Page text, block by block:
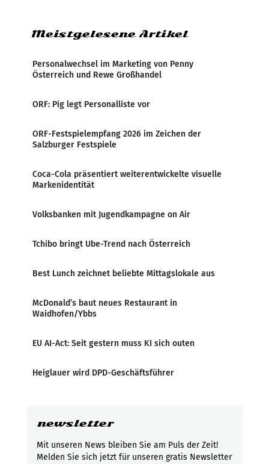
Meistgelesene Artikel
Personalwechsel im Marketing von Penny
Österreich und Rewe Großhandel
ORF: Pig legt Personalliste vor
ORF-Festspielempfang 2026 im Zeichen der
Salzburger Festspiele
Coca-Cola präsentiert weiterentwickelte visuelle
Markenidentität
Volksbanken mit Jugendkampagne on Air
Tchibo bringt Ube-Trend nach Österreich
Best Lunch zeichnet beliebte Mittagslokale aus
McDonald’s baut neues Restaurant in
Waidhofen/Ybbs
EU AI-Act: Seit gestern muss KI sich outen
Heiglauer wird DPD-Geschäftsführer
newsletter
Mit unseren News bleiben Sie am Puls der Zeit!
Melden Sie sich jetzt für unseren gratis Newsletter